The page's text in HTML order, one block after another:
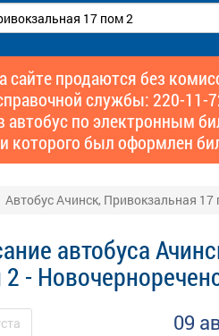
сайте продаются без
службы: 220-11-
автобус по электронным
которого был оформлен
Автобус Ачинск, Привокзальная
автобуса
-
09